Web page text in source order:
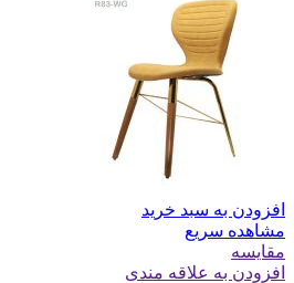
افزودن به سبد خرید
مشاهده سریع
مقایسه
افزودن به علاقه مندی